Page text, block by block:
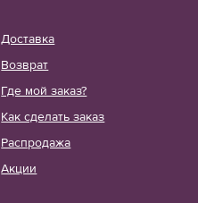
Доставка
Возврат
Где мой заказ?
Как сделать заказ
Распродажа
Акции